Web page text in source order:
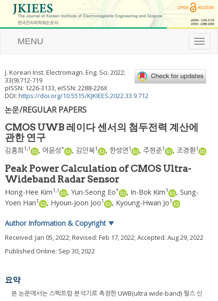
T
o
l
e
t
i
MENU
J. Korean Inst. Electromagn. Eng. Sci. 2022;
33(9):712-719
pISSN: 1226-3133, eISSN: 2288-226X
DOI: https://doi.org/10.5515/KJKIEES.2022.33.9.712
논문/REGULAR PAPERS
CMOS UWB 레이다 센서의 첨두전력 계산에
관한 연구
김홍희 1,† , 어윤성* , 김인복1 , 한성연 1 , 주현준1 , 조경환1
Peak Power Calculation of CMOS Ultra-
Wideband Radar Sensor
Hong-Hee Kim1,† , Yun-Seong Eo* , In-Bok Kim1 , Sung-
Yoen Han1 , Hyoun-Joon Joo1 , Kyoung-Hwan Jo1
Author Information & Copyright ▼
Received: Jan 05, 2022; Revised: Feb 17, 2022; Accepted: Aug 29, 2022
Published Online: Sep 30, 2022
요약
본 논문에서는 스펙트럼 분석기로 측정한 UWB(ultra wide-band) 펄스 신